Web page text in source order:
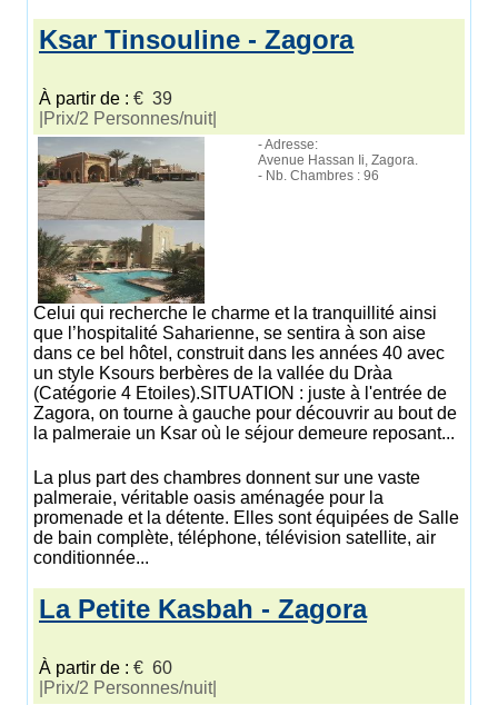
Ksar Tinsouline - Zagora
À partir de : € 39
|Prix/2 Personnes/nuit|
- Adresse:
Avenue Hassan Ii, Zagora.
- Nb. Chambres : 96
Celui qui recherche le charme et la tranquillité ainsi
que l’hospitalité Saharienne, se sentira à son aise
dans ce bel hôtel, construit dans les années 40 avec
un style Ksours berbères de la vallée du Dràa
(Catégorie 4 Etoiles).SITUATION : juste à l'entrée de
Zagora, on tourne à gauche pour découvrir au bout de
la palmeraie un Ksar où le séjour demeure reposant...
La plus part des chambres donnent sur une vaste
palmeraie, véritable oasis aménagée pour la
promenade et la détente. Elles sont équipées de Salle
de bain complète, téléphone, télévision satellite, air
conditionnée...
La Petite Kasbah - Zagora
À partir de : € 60
|Prix/2 Personnes/nuit|